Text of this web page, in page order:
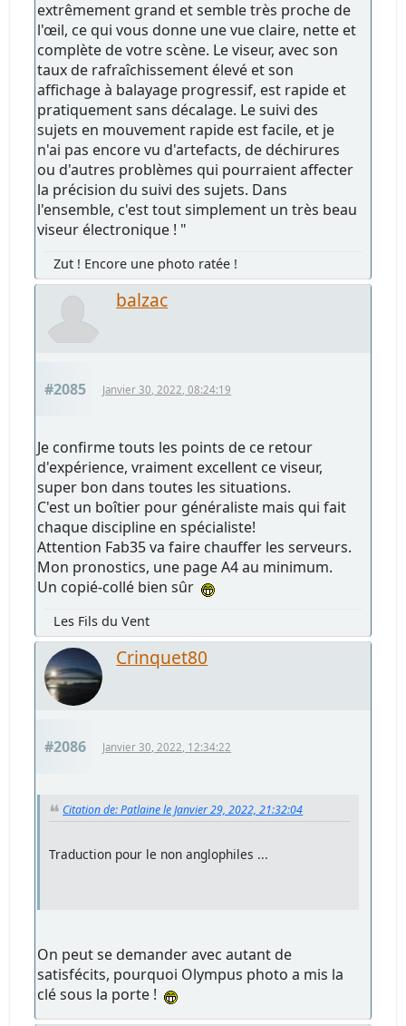
extrêmement grand et semble très proche de
l'œil, ce qui vous donne une vue claire, nette et
complète de votre scène. Le viseur, avec son
taux de rafraîchissement élevé et son
affichage à balayage progressif, est rapide et
pratiquement sans décalage. Le suivi des
sujets en mouvement rapide est facile, et je
n'ai pas encore vu d'artefacts, de déchirures
ou d'autres problèmes qui pourraient affecter
la précision du suivi des sujets. Dans
l'ensemble, c'est tout simplement un très beau
viseur électronique ! "
Zut ! Encore une photo ratée !
balzac
#2085 Janvier 30, 2022, 08:24:19
Je confirme touts les points de ce retour
d'expérience, vraiment excellent ce viseur,
super bon dans toutes les situations.
C'est un boîtier pour généraliste mais qui fait
chaque discipline en spécialiste!
Attention Fab35 va faire chauffer les serveurs.
Mon pronostics, une page A4 au minimum.
Un copié-collé bien sûr
Les Fils du Vent
Crinquet80
#2086 Janvier 30, 2022, 12:34:22
Citation de: Patlaine le Janvier 29, 2022, 21:32:04
Traduction pour le non anglophiles ...
On peut se demander avec autant de
satisfécits, pourquoi Olympus photo a mis la
clé sous la porte !